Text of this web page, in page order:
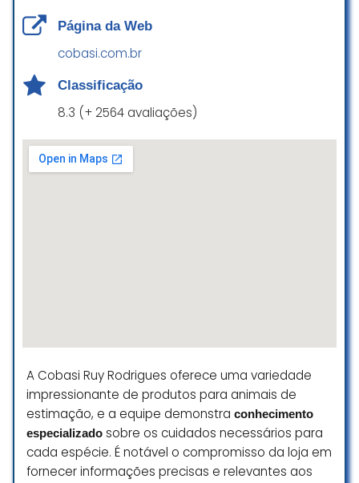
Sempre ia nesta loja pra comprar
a mesma coisa, ração, saquinho
de pegar cocô e sachezinho.
Nunca tem saquinho de pegar
nunca tem. Sobre ração, tem mês
que tem, mas no outro ainda não
Página da Web
cobasi.com.br
Classificação
8.3 (+ 2564 avaliações)
A Cobasi Ruy Rodrigues oferece uma variedade
impressionante de produtos para animais de
estimação, e a equipe demonstra conhecimento
especializado sobre os cuidados necessários para
cada espécie. É notável o compromisso da loja em
fornecer informações precisas e relevantes aos